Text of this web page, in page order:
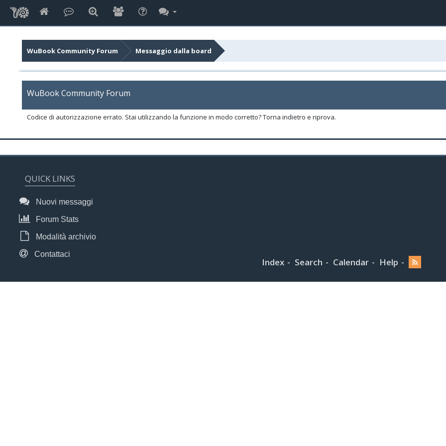
WuBook Community Forum Messaggio dalla board
WuBook Community Forum
Codice di autorizzazione errato. Stai utilizzando la funzione in modo corretto? Torna indietro e riprova.
QUICK LINKS
Nuovi messaggi
Forum Stats
Modalità archivio
Contattaci
Index Search Calendar Help